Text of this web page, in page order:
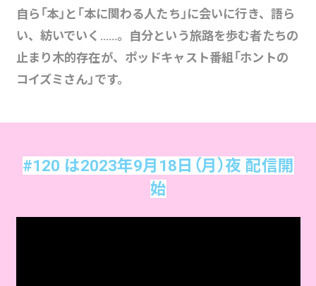
自ら「本」と「本に関わる人たち」に会いに行き、語ら
い、紡いでいく……。自分という旅路を歩む者たちの
止まり木的存在が、ポッドキャスト番組「ホントの
コイズミさん」です。
#120 は2023年9月18日（月）夜 配信開
始